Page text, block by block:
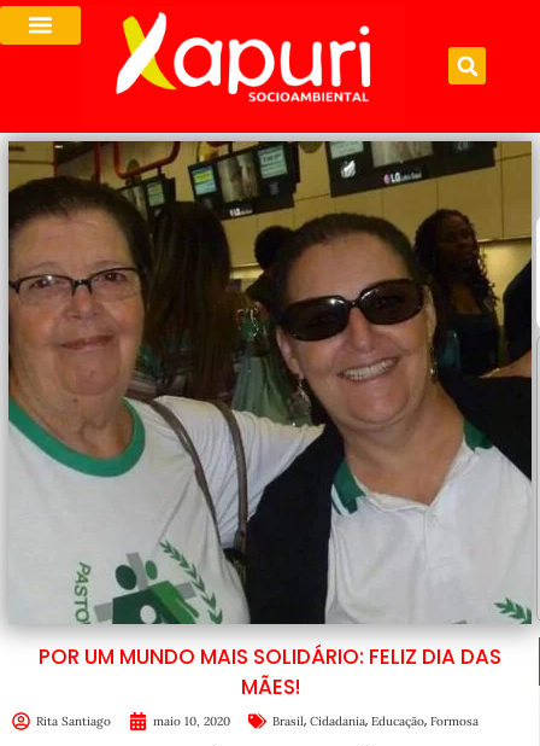
POR UM MUNDO MAIS SOLIDÁRIO: FELIZ DIA DAS
MÃES!
Rita Santiago maio 10, 2020 Brasil, Cidadania, Educação, Formosa